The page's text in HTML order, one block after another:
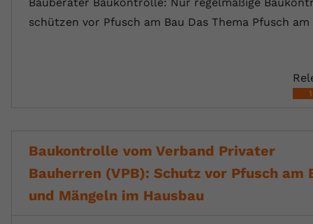
schützen vor Pfusch am Bau Das Thema Pfusch
Baukontrolle vom Verband Privater
Bauherren (VPB): Schutz vor Pfusch am
und Mängeln im Hausbau